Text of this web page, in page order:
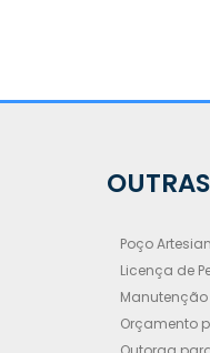
OUTRAS
Poço
Licença de
Manutenção
Orçamento